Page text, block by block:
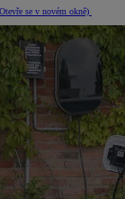
se v novém okně)